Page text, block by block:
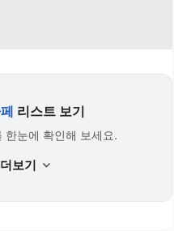
리스트 보기
한눈에 확인해 보세요.
보기